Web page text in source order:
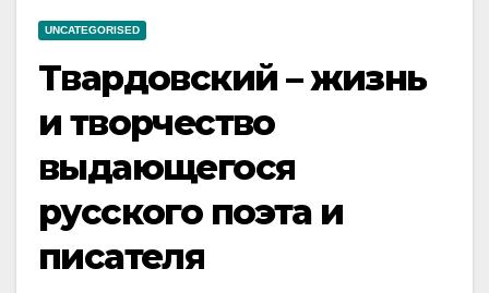
UNCATEGORISED
Твардовский – жизнь
и творчество
выдающегося
русского поэта и
писателя